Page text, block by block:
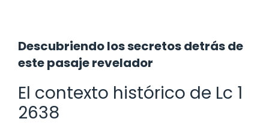
Descubriendo los secretos detrás de
este pasaje revelador
El contexto histórico de Lc 1
2638